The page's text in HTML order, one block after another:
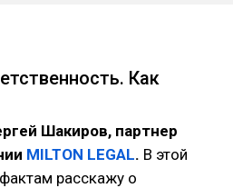
Как
Шакиров, партнер
MILTON LEGAL. В этой
расскажу о